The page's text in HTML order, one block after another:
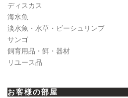
ディスカス
海水魚
淡水魚・水草・ビーシュリンプ
サンゴ
飼育用品・餌・器材
リユース品
お客様の部屋